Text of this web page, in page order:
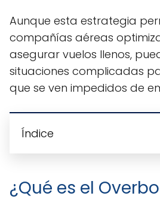
Aunque esta estrategia
compañías aéreas
asegurar vuelos llenos,
situaciones complicadas
que se ven impedidos de
Índice
¿Qué es el